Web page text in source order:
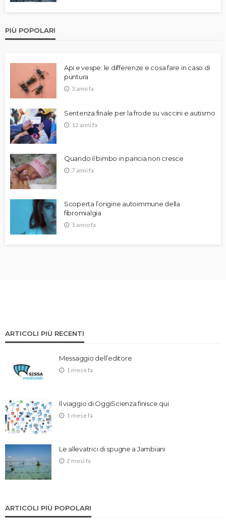
PIÙ POPOLARI
Api e vespe: le differenze e cosa fare in caso di
puntura
3 anni fa
Sentenza finale per la frode su vaccini e autismo
12 anni fa
Quando il bimbo in pancia non cresce
7 anni fa
Scoperta l’origine autoimmune della
fibromialgia
1 anno fa
ARTICOLI PIÙ RECENTI
Messaggio dell’editore
1 mese fa
Il viaggio di OggiScienza finisce qui
1 mese fa
Le allevatrici di spugne a Jambiani
2 mesi fa
ARTICOLI PIÙ POPOLARI